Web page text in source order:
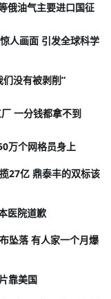
俄油气主要进口国征
人画面 引发全球科学
们没有被剥削”
一分钱都拿不到
万个网格员身上
27亿 鼎泰丰的双标该
医院道歉
坠落 有人家一个月爆
靠美国